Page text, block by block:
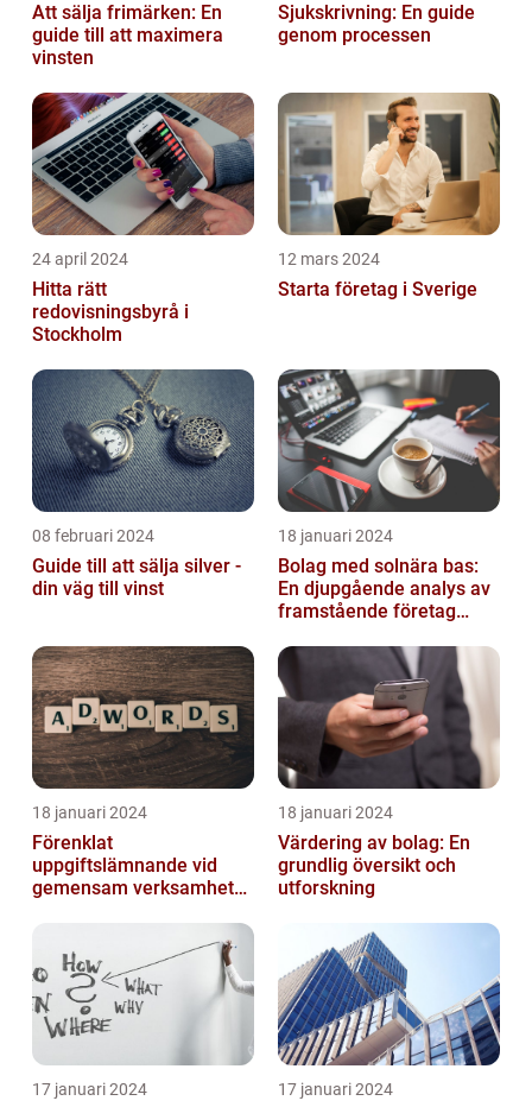
Att sälja frimärken: En
guide till att maximera
vinsten
Sjukskrivning: En guide
genom processen
24 april 2024
Hitta rätt
redovisningsbyrå i
Stockholm
12 mars 2024
Starta företag i Sverige
08 februari 2024
Guide till att sälja silver -
din väg till vinst
18 januari 2024
Bolag med solnära bas:
En djupgående analys av
framstående företag
18 januari 2024
Förenklat
uppgiftslämnande vid
gemensam verksamhet
18 januari 2024
Värdering av bolag: En
grundlig översikt och
utforskning
17 januari 2024 17 januari 2024